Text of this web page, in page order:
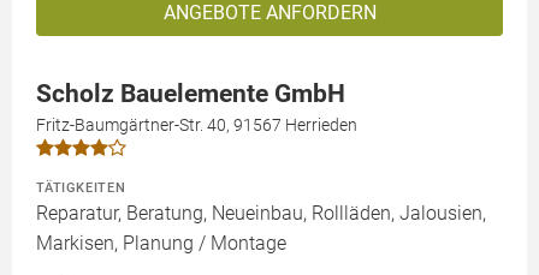
ANGEBOTE ANFORDERN
Scholz Bauelemente GmbH
Fritz-Baumgärtner-Str. 40, 91567 Herrieden
TÄTIGKEITEN
Reparatur, Beratung, Neueinbau, Rollläden, Jalousien,
Markisen, Planung / Montage